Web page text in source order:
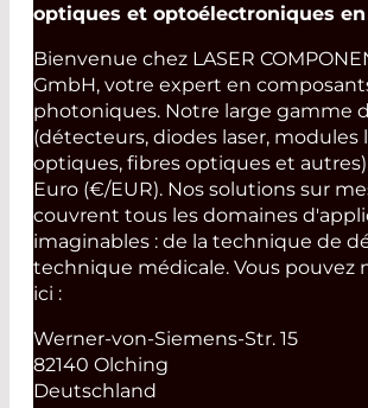
optiques et optoélectroniques
Bienvenue chez LASER
GmbH, votre expert en
photoniques. Notre large gamme
(détecteurs, diodes laser, modules
optiques, fibres optiques et
Euro (€/EUR). Nos solutions sur
couvrent tous les domaines
imaginables : de la technique de
technique médicale. Vous pouvez
ici :
Werner-von-Siemens-Str. 15
82140 Olching
Deutschland